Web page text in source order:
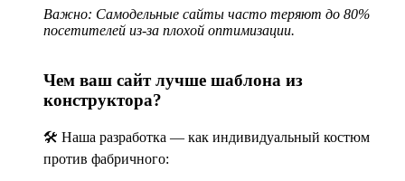
Разработка сайта в Барановичах — это инвестиция в развитие
вашего бизнеса. Профессиональный сайт позволяет:
Привлекать больше клиентов через интернет;
Повышать конверсию и продажи;
Формировать доверие и имидж бренда;
данные;
Удерживать конкурентные позиции на рынке.
Важно: Самодельные сайты часто теряют до 80%
посетителей из-за плохой оптимизации.
Чем ваш сайт лучше шаблона из
конструктора?
🛠️ Наша разработка — как индивидуальный костюм
против фабричного: